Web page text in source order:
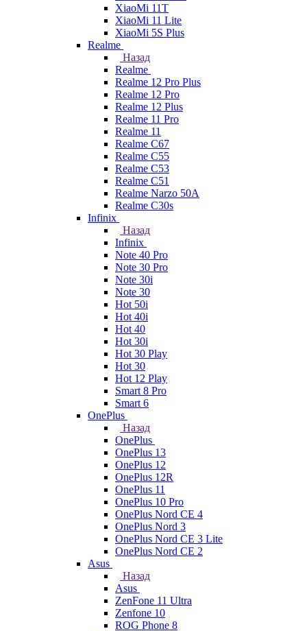
XiaoMi 11T
XiaoMi 11 Lite
XiaoMi 5S Plus
Realme
Назад
Realme
Realme 12 Pro Plus
Realme 12 Pro
Realme 12 Plus
Realme 11 Pro
Realme 11
Realme C67
Realme C55
Realme C53
Realme C51
Realme Narzo 50A
Realme C30s
Infinix
Назад
Infinix
Note 40 Pro
Note 30 Pro
Note 30i
Note 30
Hot 50i
Hot 40i
Hot 40
Hot 30i
Hot 30 Play
Hot 30
Hot 12 Play
Smart 8 Pro
Smart 6
OnePlus
Назад
OnePlus
OnePlus 13
OnePlus 12
OnePlus 12R
OnePlus 11
OnePlus 10 Pro
OnePlus Nord CE 4
OnePlus Nord 3
OnePlus Nord CE 3 Lite
OnePlus Nord CE 2
Asus
Назад
Asus
ZenFone 11 Ultra
Zenfone 10
ROG Phone 8